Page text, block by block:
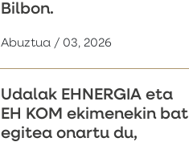
Bilbon.
Abuztua / 03, 2026
Udalak EHNERGIA eta
EH KOM ekimenekin bat
egitea onartu du,